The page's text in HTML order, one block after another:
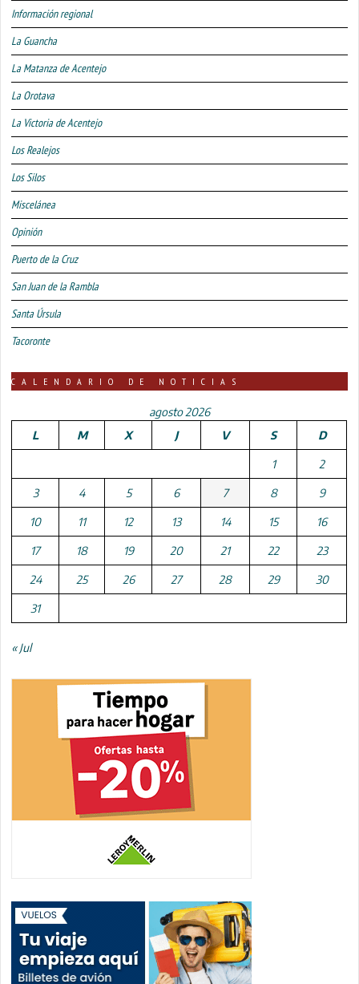
Información regional
La Guancha
La Matanza de Acentejo
La Orotava
La Victoria de Acentejo
Los Realejos
Los Silos
Miscelánea
Opinión
Puerto de la Cruz
San Juan de la Rambla
Santa Úrsula
Tacoronte
CALENDARIO DE NOTICIAS
agosto 2026
L
M X J V S D
1 2
3 4 5 6 7 8 9
10 11 12 13 14 15 16
17 18 19 20 21 22 23
24 25 26 27 28 29 30
31
« Jul